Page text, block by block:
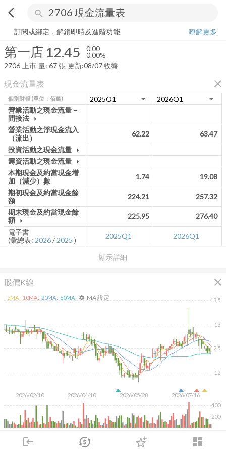
arrow_back_ios search
login dashboard
市場 登入
第一店 12.45 0.00%
訂閱或綁定，解鎖即時及進階功能
瞭解更多
第一店 12.45 0.00
0.00%
2706 上市 量: 67張 更新:08/07 收盤
現金流量表 close
顯示詳細
個別財報 (單位：佰萬)
營業活動之現金流量－
間接法 arrow_drop_down
營業活動之淨現金流入
（流出）
62.22
63.47
投資活動之現金流量 arrow_drop_down
籌資活動之現金流量 arrow_drop_down
本期現金及約當現金增
加（減少）數
1.74
19.08
期初現金及約當現金餘
額
224.21
257.32
期末現金及約當現金餘
額 arrow_drop_down
225.95
276.40
電子書
(彙總表: 2026/ 2025 ) 2025Q1 2026Q1
股價K線 close
2026/02/10 2026/04/10 2026/05/28 2026/07/16
12
12.5
13
13.5
200
400
5MA: 10MA: 20MA: 60MA: settings MA 設定
KD RSI 手勢操作